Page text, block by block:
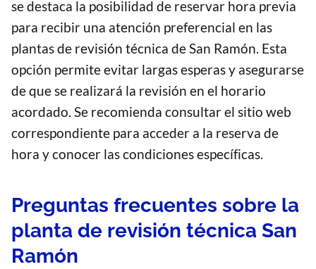
se destaca la posibilidad de reservar hora previa
para recibir una atención preferencial en las
plantas de revisión técnica de San Ramón. Esta
opción permite evitar largas esperas y asegurarse
de que se realizará la revisión en el horario
acordado. Se recomienda consultar el sitio web
correspondiente para acceder a la reserva de
hora y conocer las condiciones específicas.
Preguntas frecuentes sobre la
planta de revisión técnica San
Ramón